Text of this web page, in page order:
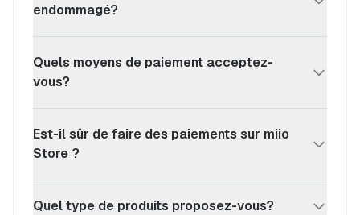
endommagé?
Quels moyens de paiement acceptez-
vous?
Est-il sûr de faire des paiements sur miio
Store ?
Quel type de produits proposez-vous?